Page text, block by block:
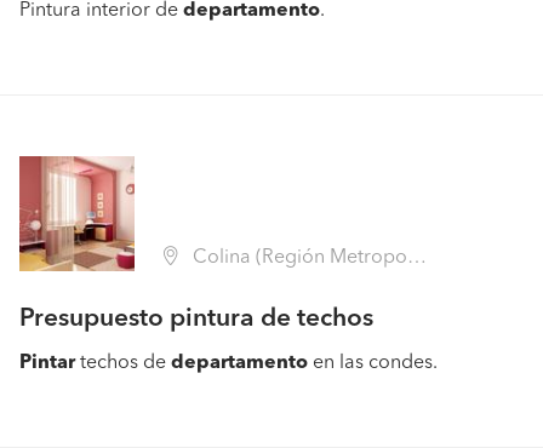
Pintura interior de departamento.
Colina (Región Metropolitana - Chacabuco)
Presupuesto pintura de techos
Pintartechos de departamento en las condes.